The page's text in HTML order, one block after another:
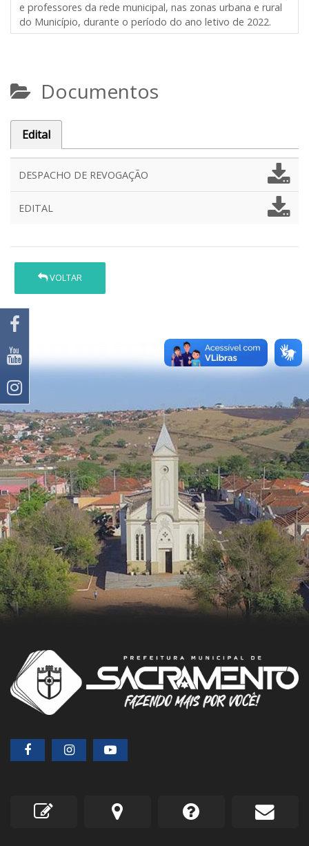
e professores da rede municipal, nas zonas urbana e rural
do Município, durante o período do ano letivo de 2022.
Documentos
Edital
DESPACHO DE REVOGAÇÃO
EDITAL
VOLTAR